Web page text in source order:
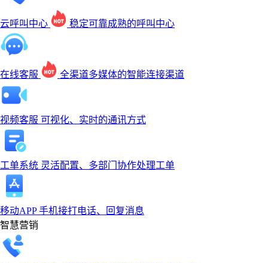
云呼叫中心 稳定可靠成熟的呼叫中心
在线客服 全渠道多媒体的智能连接渠道
视频客服 可视化、实时的通讯方式
工单系统 灵活配置、多部门协作处理工单
移动APP手机接打电话、回复消息
智慧营销